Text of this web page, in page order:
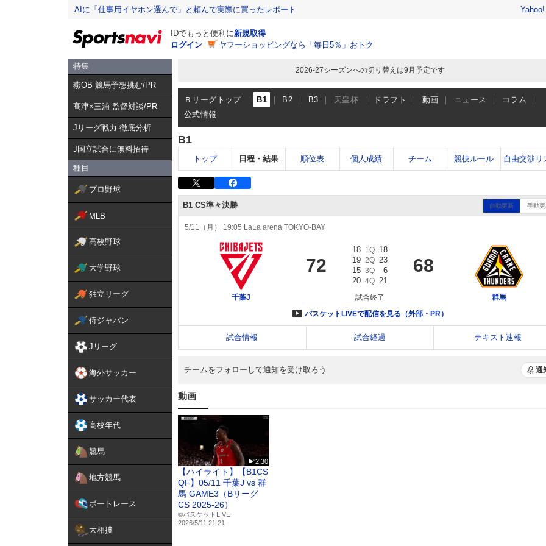
AIに「仕事用イヤホン選んで」と頼んで実際に買ったレポート
IDでもっと便利に新規取得
ログイン
ヤフーショッピングなら「毎日5％」おトク
特集
燕OB 競馬予想挑む/PR
髙津×三浦 監督対談/PR
Jリーグ戦力 徹底分析
J国立試合に無料招待
種目
プロ野球
MLB
高校野球
大学野球
独立リーグ
侍ジャパン
Jリーグ
海外サッカー
サッカー代表
高校年代
競馬
地方競馬
ボートレース
大相撲
2026-27シーズンへの切り替えは9月予定です
Ｂリーグトップ B1 B2 B3 天皇杯 ドラフト 動画 ニュース
コラム
公式情報
B1
トップ 日程・結果 順位表 個人成績 チーム 競技ルール 自由交渉リ
チームをフォローして通知を受け取ろう 通
動画
2:30
【ハイライト】【B1CS
QF】05/11 千葉J vs 群
馬 GAME3（Bリーグ
CS 2025-26）
©バスケットLIVE
2026/5/11 21:21